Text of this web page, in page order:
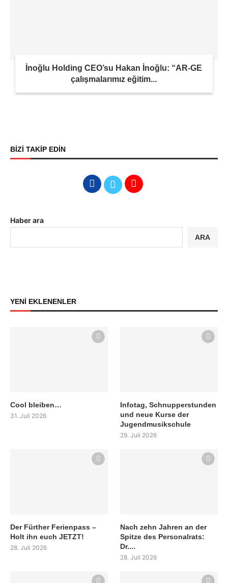
İnoğlu Holding CEO’su Hakan İnoğlu: “AR-GE
çalışmalarımız eğitim...
BİZİ TAKİP EDİN
Haber ara
ARA
YENİ EKLENENLER
Cool bleiben…
31. Juli 2026
Infotag, Schnupperstunden
und neue Kurse der
Jugendmusikschule
29. Juli 2026
Der Fürther Ferienpass –
Holt ihn euch JETZT!
28. Juli 2026
Nach zehn Jahren an der
Spitze des Personalrats:
Dr....
28. Juli 2026